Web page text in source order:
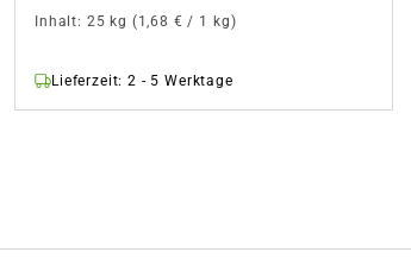
Inhalt: 25 kg (1,68 € / 1 kg)
Lieferzeit: 2 - 5 Werktage